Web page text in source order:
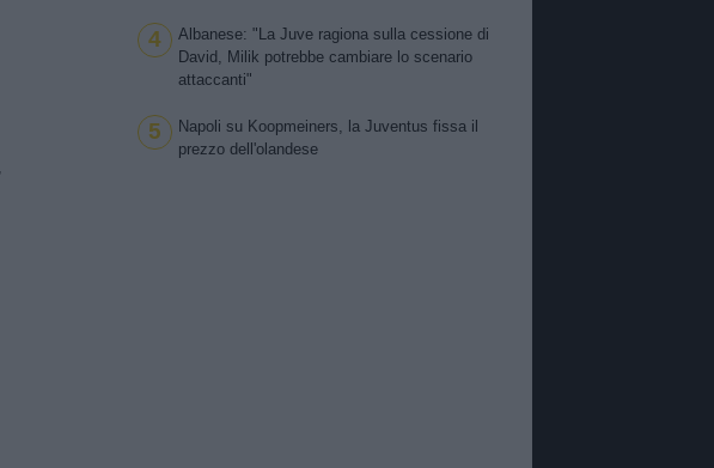
4
Albanese: "La Juve ragiona sulla cessione di
David, Milik potrebbe cambiare lo scenario
attaccanti"
5
Napoli su Koopmeiners, la Juventus fissa il
prezzo dell'olandese